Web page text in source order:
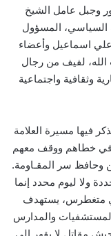
وجبل عامل الشيخ
السياسي، المسؤول
اسماعيل وأعضاء
الله، لفيف من رجال
وثقافية واجتماعية
فيها مسيرة العلامة
في خطاهم ووقف معهم
وحافظ سر المقـاومة.
ولا ليوم محدد إنما
متغطرس، يستهدف
المستشفيات والمدارس